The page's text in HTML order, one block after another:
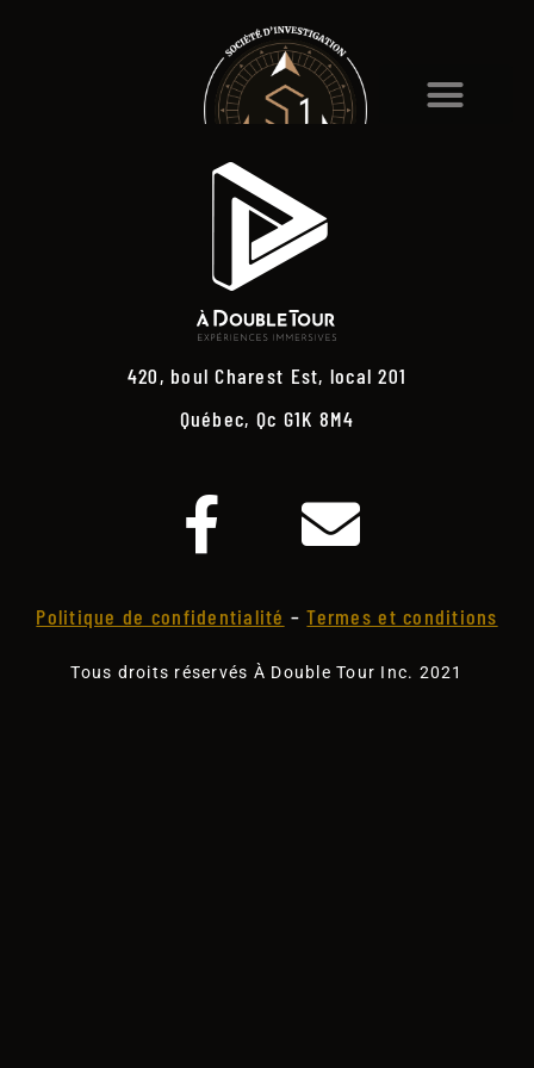
420, boul Charest Est, local 201
Québec, Qc G1K 8M4
Politique de confidentialité –Termes et conditions
Tous droits réservés À Double Tour Inc. 2021